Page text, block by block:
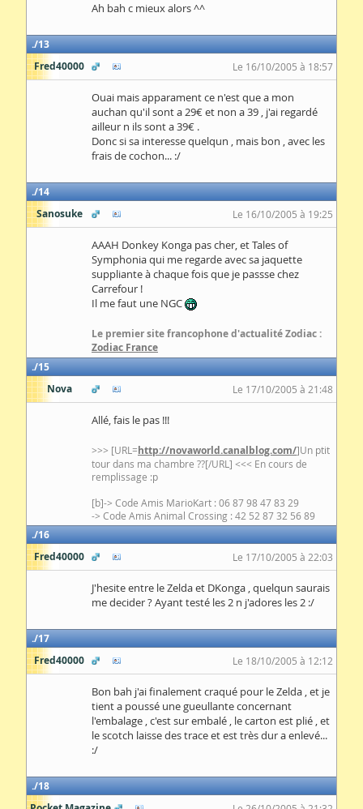
Ah bah c mieux alors ^^
13
Fred40000
Le 16/10/2005 à 18:57
Ouai mais apparament ce n'est que a mon
auchan qu'il sont a 29€ et non a 39 , j'ai regardé
ailleur n ils sont a 39€ .
Donc si sa interesse quelqun , mais bon , avec les
frais de cochon... :/
14
Sanosuke
Le 16/10/2005 à 19:25
AAAH Donkey Konga pas cher, et Tales of
Symphonia qui me regarde avec sa jaquette
suppliante à chaque fois que je passse chez
Carrefour !
Il me faut une NGC
Le premier site francophone d'actualité Zodiac :
Zodiac France
15
Nova
Le 17/10/2005 à 21:48
Allé, fais le pas !!!
>>> [URL=http://novaworld.canalblog.com/]Un ptit
tour dans ma chambre ??[/URL] <<< En cours de
remplissage :p
[b]-> Code Amis MarioKart : 06 87 98 47 83 29
-> Code Amis Animal Crossing : 42 52 87 32 56 89
16
Fred40000
Le 17/10/2005 à 22:03
J'hesite entre le Zelda et DKonga , quelqun saurais
me decider ? Ayant testé les 2 n j'adores les 2 :/
17
Fred40000
Le 18/10/2005 à 12:12
Bon bah j'ai finalement craqué pour le Zelda , et je
tient a poussé une gueullante concernant
l'embalage , c'est sur embalé , le carton est plié , et
le scotch laisse des trace et est très dur a enlevé...
:/
18